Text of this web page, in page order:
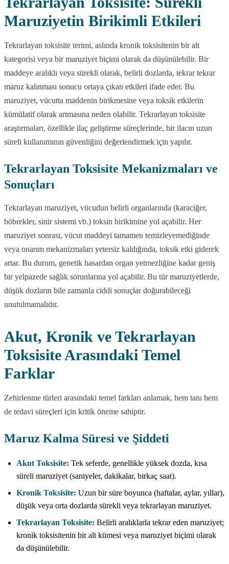
Maruziyetin Birikimli Etkileri
Tekrarlayan toksisite terimi, aslında kronik toksisitenin bir alt
kategorisi veya bir maruziyet biçimi olarak da düşünülebilir. Bir
maddeye aralıklı veya sürekli olarak, belirli dozlarda, tekrar tekrar
maruz kalınması sonucu ortaya çıkan etkileri ifade eder. Bu
maruziyet, vücutta maddenin birikmesine veya toksik etkilerin
kümülatif olarak artmasına neden olabilir. Tekrarlayan toksisite
araştırmaları, özellikle ilaç geliştirme süreçlerinde, bir ilacın uzun
süreli kullanımının güvenliğini değerlendirmek için yapılır.
Tekrarlayan Toksisite Mekanizmaları ve
Sonuçları
Tekrarlayan maruziyet, vücudun belirli organlarında (karaciğer,
böbrekler, sinir sistemi vb.) toksin birikimine yol açabilir. Her
maruziyet sonrası, vücut maddeyi tamamen temizleyemediğinde
veya onarım mekanizmaları yetersiz kaldığında, toksik etki giderek
artar. Bu durum, genetik hasardan organ yetmezliğine kadar geniş
bir yelpazede sağlık sorunlarına yol açabilir. Bu tür maruziyetlerde,
düşük dozların bile zamanla ciddi sonuçlar doğurabileceği
unutulmamalıdır.
Akut, Kronik ve Tekrarlayan
Toksisite Arasındaki Temel
Farklar
Zehirlenme türleri arasındaki temel farkları anlamak, hem tanı hem
de tedavi süreçleri için kritik öneme sahiptir.
Maruz Kalma Süresi ve Şiddeti
Akut Toksisite: Tek seferde, genellikle yüksek dozda, kısa
süreli maruziyet (saniyeler, dakikalar, birkaç saat).
Kronik Toksisite: Uzun bir süre boyunca (haftalar, aylar, yıllar),
düşük veya orta dozlarda sürekli veya tekrarlayan maruziyet.
Tekrarlayan Toksisite: Belirli aralıklarla tekrar eden maruziyet;
kronik toksisitenin bir alt kümesi veya maruziyet biçimi olarak
da düşünülebilir.